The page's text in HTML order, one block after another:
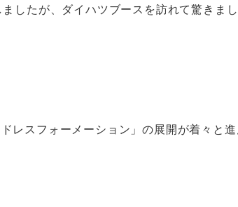
したが、ダイハツブースを訪れて驚きま
レスフォーメーション」の展開が着々と